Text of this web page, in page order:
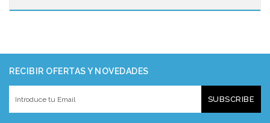
RECIBIR OFERTAS Y NOVEDADES
SUBSCRIBE